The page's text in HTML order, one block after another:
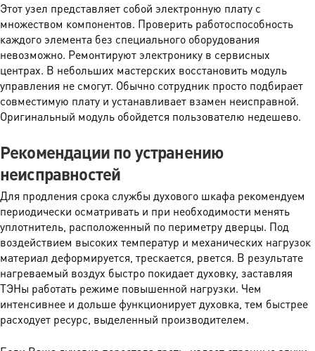
Этот узел представляет собой электронную плату с
множеством компонентов. Проверить работоспособность
каждого элемента без специального оборудования
невозможно. Ремонтируют электронику в сервисных
центрах. В небольших мастерских восстановить модуль
управления не смогут. Обычно сотрудник просто подбирает
совместимую плату и устанавливает взамен неисправной.
Оригинальный модуль обойдется пользователю недешево.
Рекомендации по устранению
неисправностей
Для продления срока службы духового шкафа рекомендуем
периодически осматривать и при необходимости менять
уплотнитель, расположенный по периметру дверцы. Под
воздействием высоких температур и механических нагрузок
материал деформируется, трескается, рвется. В результате
нагреваемый воздух быстро покидает духовку, заставляя
ТЭНы работать режиме повышенной нагрузки. Чем
интенсивнее и дольше функционирует духовка, тем быстрее
расходует ресурс, выделенный производителем.